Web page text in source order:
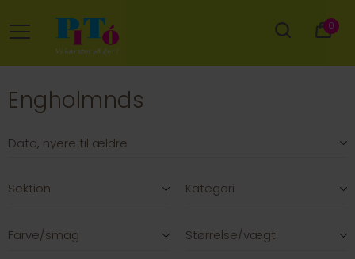
0
Engholmnds
Sektion Kategori
Farve/smag Størrelse/vægt